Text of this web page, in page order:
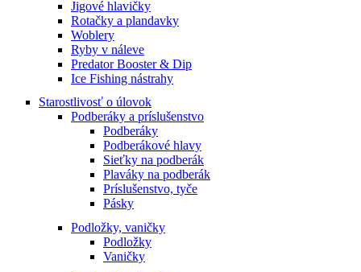
Jigové hlavičky
Rotačky a plandavky
Woblery
Ryby v náleve
Predator Booster & Dip
Ice Fishing nástrahy
Starostlivosť o úlovok
Podberáky a príslušenstvo
Podberáky
Podberákové hlavy
Sieťky na podberák
Plaváky na podberák
Príslušenstvo, tyče
Pásky
Podložky, vaničky
Podložky
Vaničky